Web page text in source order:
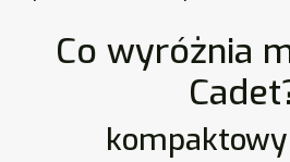
Co wyróżnia